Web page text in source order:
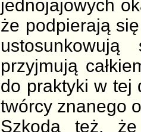
jednojajowych
że podpierają
przyjmują
do praktyki w tej
twórcy znanego
Szkoda też,